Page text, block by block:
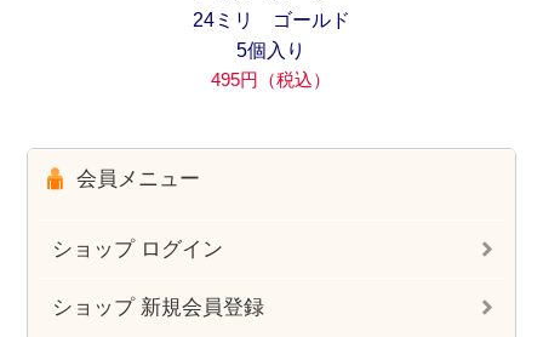
24ミリ ゴールド
5個入り
495円（税込）
会員メニュー
ショップ ログイン
ショップ 新規会員登録